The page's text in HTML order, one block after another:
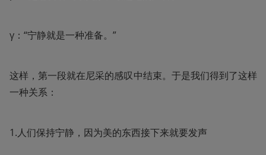
γ：“宁静就是一种准备。”
这样，第一段就在尼采的感叹中结束。于是我们得到了这样
一种关系：
1.人们保持宁静，因为美的东西接下来就要发声